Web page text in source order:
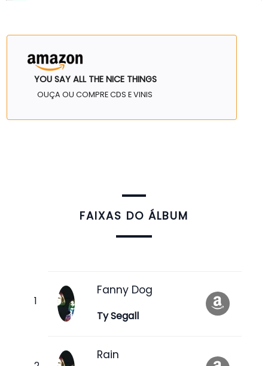
YOU SAY ALL THE NICE THINGS
OUÇA OU COMPRE CDS E VINIS
FAIXAS DO ÁLBUM
Fanny Dog
Ty Segall
Rain